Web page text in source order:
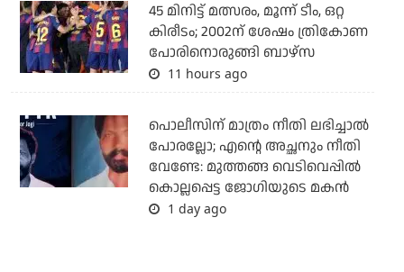
45 മിനിട്ട് മത്സരം, മൂന്ന് ടീം, ഒറ്റ
കിരീടം; 2002ന് ശേഷം ത്രികോണ
പോരിനൊരുങ്ങി ബാഴ്‌സ
11 hours ago
പൊലീസിന് മാത്രം നീതി ലഭിച്ചാല്‍
പോരല്ലോ; എന്റെ അച്ഛനും നീതി
വേണ്ടേ: മുത്തങ്ങ വെടിവെപ്പില്‍
കൊല്ലപ്പെട്ട ജോഗിയുടെ മകന്‍
1 day ago